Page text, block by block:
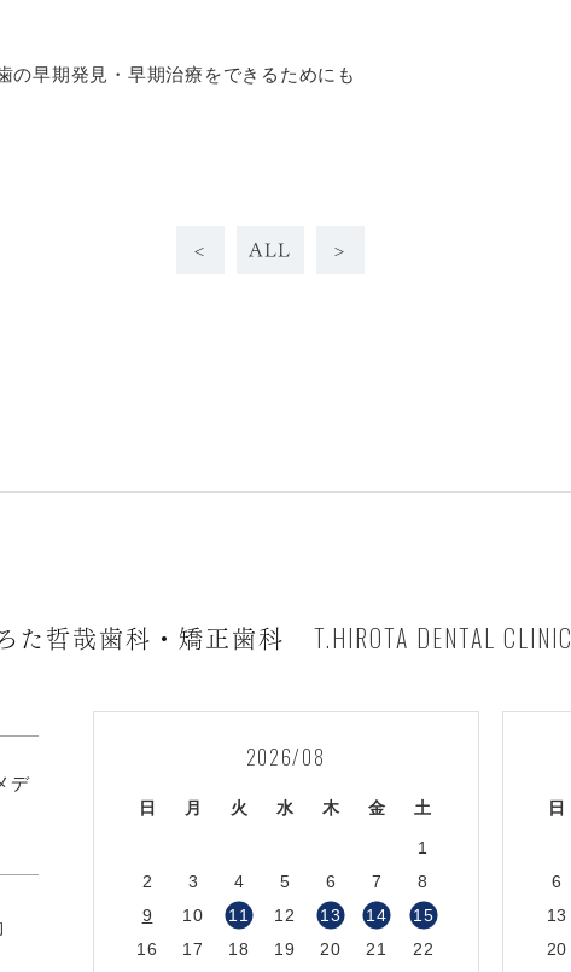
の早期発見・早期治療をできるためにも
< ALL >
た哲哉歯科・矯正歯科 T.HIROTA DENTAL CLINIC
デ
2026/08
日 月 火 水 木 金 土
1
2
3 4 5 6 7
8
9
10 11 12 13 14
15
16
17 18 19 20 21
22
日
6
13
20